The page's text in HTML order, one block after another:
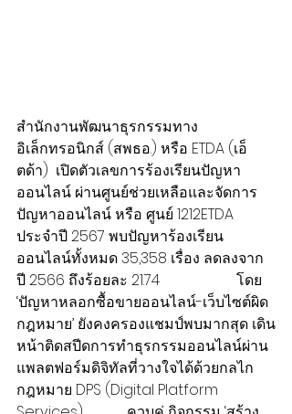
สำนักงานพัฒนาธุรกรรมทาง
อิเล็กทรอนิกส์ (สพธอ.) หรือ ETDA (เอ็
ตด้า)  เปิดตัวเลขการร้องเรียนปัญหา
ออนไลน์ ผ่านศูนย์ช่วยเหลือและจัดการ
ปัญหาออนไลน์ หรือ ศูนย์ 1212ETDA
ประจำปี 2567 พบปัญหาร้องเรียน
ออนไลน์ทั้งหมด 35,358 เรื่อง ลดลงจาก
ปี 2566 ถึงร้อยละ 21.74                     โดย
‘ปัญหาหลอกซื้อขายออนไลน์-เว็บไซต์ผิด
กฎหมาย’ ยังคงครองแชมป์พบมากสุด เดิน
หน้าติดสปีดการทำธุรกรรมออนไลน์ผ่าน
แพลตฟอร์มดิจิทัลที่วางใจได้ด้วยกลไก
กฎหมาย DPS (Digital Platform